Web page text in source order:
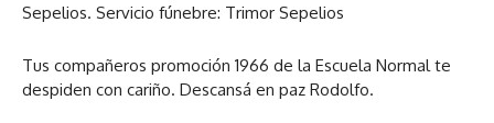
Sepelios. Servicio fúnebre: Trimor Sepelios
Tus compañeros promoción 1966 de la Escuela Normal te
despiden con cariño. Descansá en paz Rodolfo.